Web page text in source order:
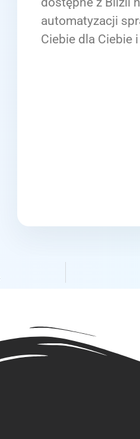
automatyzacji
Ciebie dla Ciebie